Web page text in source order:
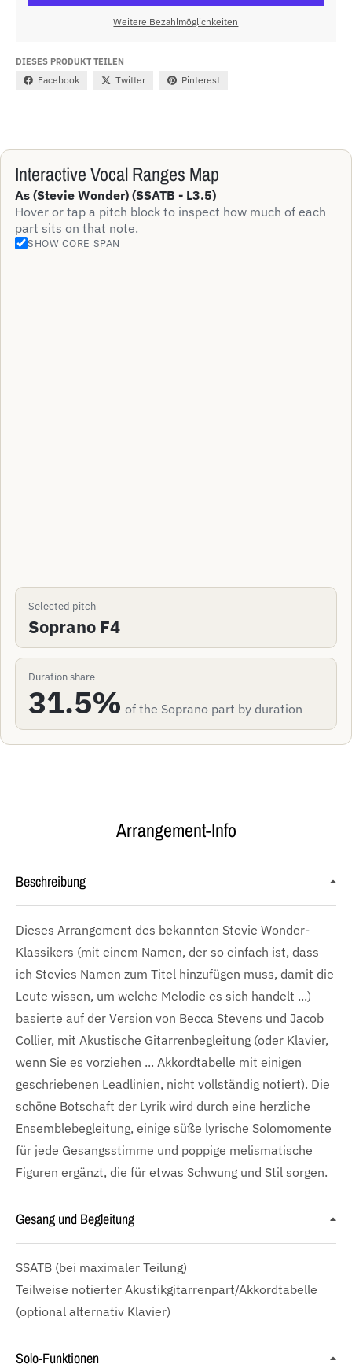
Weitere Bezahlmöglichkeiten
DIESES PRODUKT TEILEN
Facebook Twitter Pinterest
Interactive Vocal Ranges Map
As (Stevie Wonder) (SSATB - L3.5)
Hover or tap a pitch block to inspect how much of each
part sits on that note.
SHOW CORE SPAN
Selected pitch
Soprano F4
Duration share
31.5% of the Soprano part by duration
Arrangement-Info
Beschreibung
Dieses Arrangement des bekannten Stevie Wonder-
Klassikers (mit einem Namen, der so einfach ist, dass
ich Stevies Namen zum Titel hinzufügen muss, damit die
Leute wissen, um welche Melodie es sich handelt ...)
basierte auf der Version von Becca Stevens und Jacob
Collier, mit Akustische Gitarrenbegleitung (oder Klavier,
wenn Sie es vorziehen ... Akkordtabelle mit einigen
geschriebenen Leadlinien, nicht vollständig notiert). Die
schöne Botschaft der Lyrik wird durch eine herzliche
Ensemblebegleitung, einige süße lyrische Solomomente
für jede Gesangsstimme und poppige melismatische
Figuren ergänzt, die für etwas Schwung und Stil sorgen.
Gesang und Begleitung
SSATB (bei maximaler Teilung)
Teilweise notierter Akustikgitarrenpart/Akkordtabelle
(optional alternativ Klavier)
Solo-Funktionen